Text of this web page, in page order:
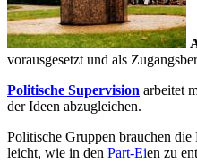
vorausgesetzt und als
Politische Supervision arbeitet
der Ideen abzugleichen.
Politische Gruppen brauchen die
leicht, wie in den Part-Eien zu